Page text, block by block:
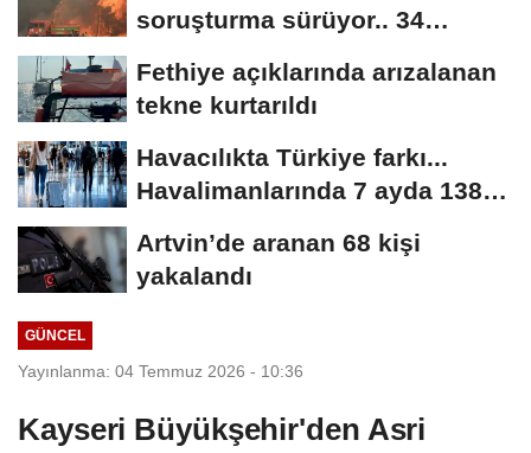
soruşturma sürüyor.. 34
Fethiye açıklarında arızalanan
tekne kurtarıldı
Havacılıkta Türkiye farkı...
Havalimanlarında 7 ayda 138,7
Artvin’de aranan 68 kişi
yakalandı
GÜNCEL
Yayınlanma: 04 Temmuz 2026 - 10:36
Kayseri Büyükşehir'den Asri